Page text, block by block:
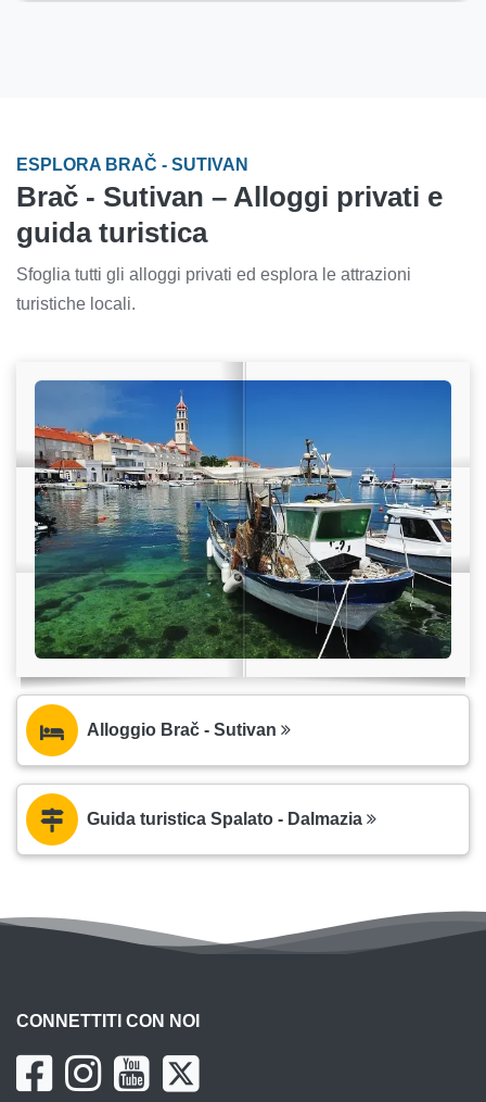
ESPLORA BRAČ - SUTIVAN
Brač - Sutivan – Alloggi privati e
guida turistica
Sfoglia tutti gli alloggi privati ed esplora le attrazioni
turistiche locali.
Alloggio Brač - Sutivan
Guida turistica Spalato - Dalmazia
CONNETTITI CON NOI